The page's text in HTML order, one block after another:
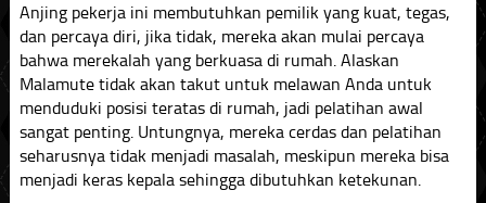
Anjing pekerja ini membutuhkan pemilik yang kuat, tegas,
dan percaya diri, jika tidak, mereka akan mulai percaya
bahwa merekalah yang berkuasa di rumah. Alaskan
Malamute tidak akan takut untuk melawan Anda untuk
menduduki posisi teratas di rumah, jadi pelatihan awal
sangat penting. Untungnya, mereka cerdas dan pelatihan
seharusnya tidak menjadi masalah, meskipun mereka bisa
menjadi keras kepala sehingga dibutuhkan ketekunan.